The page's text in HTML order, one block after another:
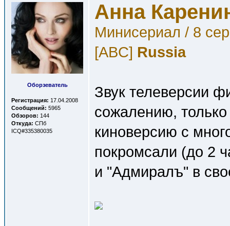
Оборзеватель
Регистрация: 17.04.2008
Сообщений: 5965
Обзоров: 144
Откуда: СПб
ICQ#335380035
Анна
Минисериал / 8
[ABC] Russia
Звук телеверсии
сожалению,
киноверсию с
покромсали (до 2
и "Адмиралъ" в